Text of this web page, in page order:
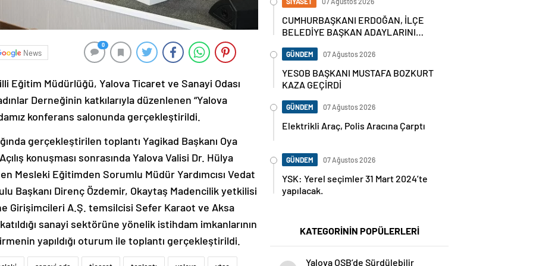
News
0
Eğitim Müdürlüğü, Yalova Ticaret ve Sanayi Odası
Derneğinin katkılarıyla düzenlenen “Yalova
konferans salonunda gerçekleştirildi.
gerçekleştirilen toplantı Yagikad Başkanı Oya
konuşması sonrasında Yalova Valisi Dr. Hülya
Mesleki Eğitimden Sorumlu Müdür Yardımcısı Vedat
Başkanı Direnç Özdemir, Okaytaş Madencilik yetkilisi
Girişimcileri A.Ş. temsilcisi Sefer Karaot ve Aksa
sanayi sektörüne yönelik istihdam imkanlarının
yapıldığı oturum ile toplantı gerçekleştirildi.
CUMHURBAŞKANI ERDOĞAN, İLÇE
BELEDİYE BAŞKAN ADAYLARINI
GÜNDEM 07 Ağustos 2026
YESOB BAŞKANI MUSTAFA BOZKURT
KAZA GEÇİRDİ
GÜNDEM 07 Ağustos 2026
Elektrikli Araç, Polis Aracına Çarptı
GÜNDEM 07 Ağustos 2026
YSK: Yerel seçimler 31 Mart 2024’te
yapılacak.
KATEGORİNİN POPÜLERLERİ
Yalova OSB’de Sürdülebilir